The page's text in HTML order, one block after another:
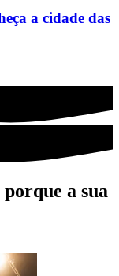
a cidade das
a sua